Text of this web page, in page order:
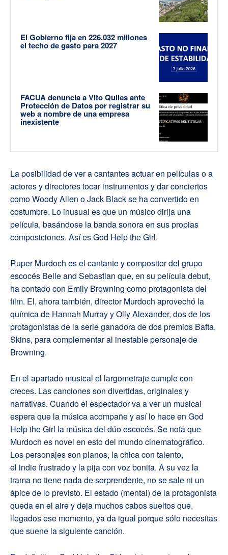
El Gobierno fija en 226.032 millones
el techo de gasto para 2027
FACUA denuncia a Vito Quiles ante
Protección de Datos por registrar su
web a nombre de una empresa
inexistente
La posibilidad de ver a cantantes actuar en películas o a
actores y directores tocar instrumentos y dar conciertos
como Woody Allen o Jack Black se ha convertido en
costumbre. Lo inusual es que un músico dirija una
película, basándose la banda sonora en sus propias
composiciones. Así es God Help the Girl.
Ruper Murdoch es el cantante y compositor del grupo
escocés Belle and Sebastian que, en su película debut,
ha contado con Emily Browning como protagonista del
film. El, ahora también, director Murdoch aprovechó la
química de Hannah Murray y Olly Alexander, dos de los
protagonistas de la serie ganadora de dos premios Bafta,
Skins, para complementar al inestable personaje de
Browning.
En el apartado musical el largometraje cumple con
creces. Las canciones son divertidas, originales y
narrativas. Cuando el espectador va a ver un musical
espera que la música acompañe y así lo hace en God
Help the Girl la música del dúo escocés. Se nota que
Murdoch es novel en esto del mundo cinematográfico.
Los personajes son planos, la chica con talento,
el indie frustrado y la pija con voz bonita. A su vez la
trama no tiene nada de sorprendente, no se sale ni un
ápice de lo previsto. El estado (mental) de la protagonista
queda en el aire y deja muchos cabos sueltos que,
llegados ese momento, ya da igual porque sólo necesitas
que suene la siguiente canción.